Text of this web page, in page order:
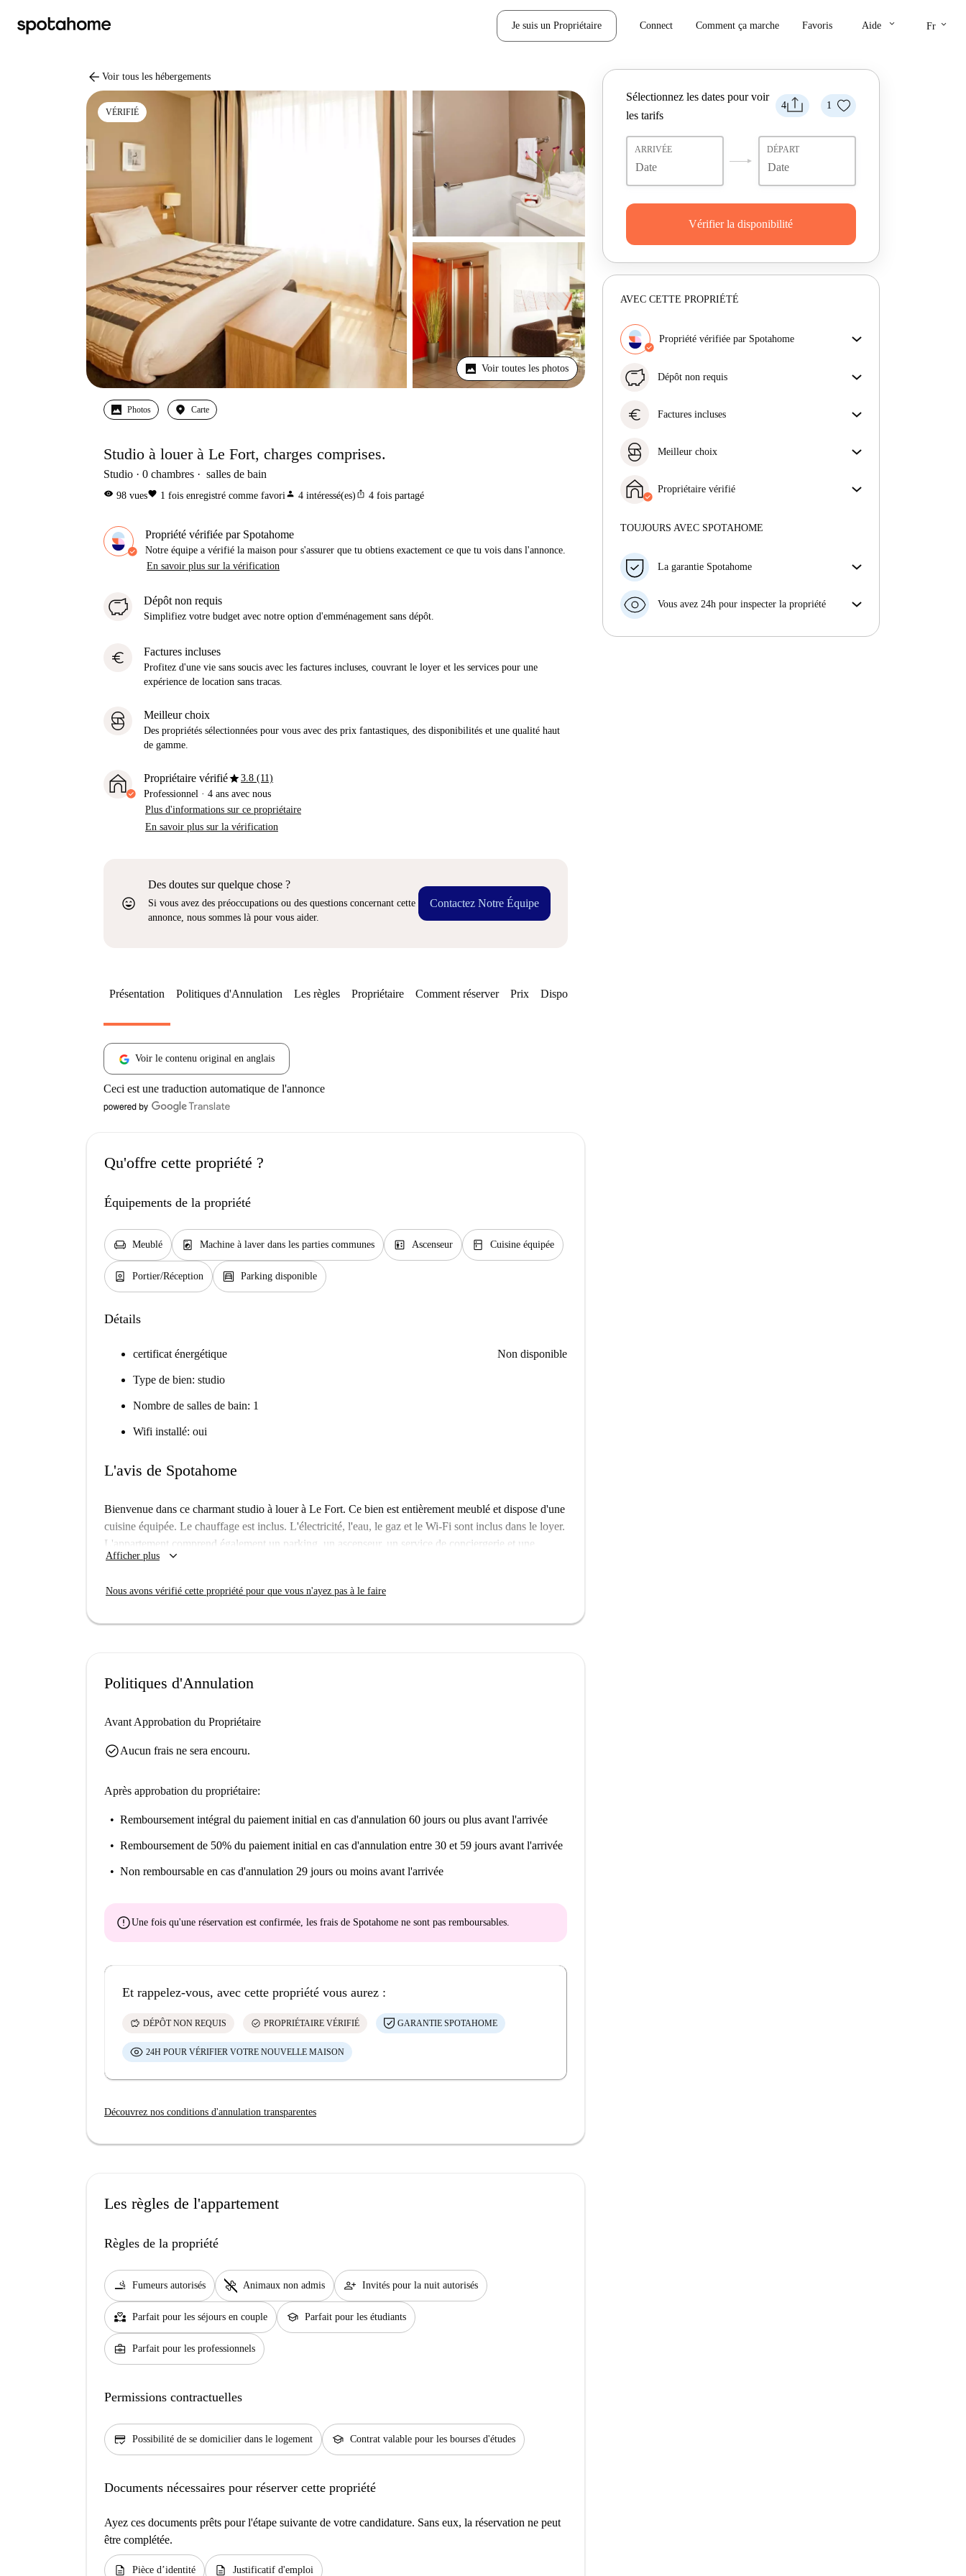
Je suis un Propriétaire Connect Comment ça marche Favoris Aide keyboard_arrow_down Fr keyboard_arrow_down
arrow_back Voir tous les hébergements
VÉRIFIÉ
Voir toutes les photos
Photos Carte
Studio à louer à Le Fort, charges comprises.
Studio 0 chambres salles de bain
visibility 98 vuesfavorite 1 fois enregistré comme favoriperson 4 intéressé(es) ios_share 4 fois partagé
Propriété vérifiée par Spotahome
Notre équipe a vérifié la maison pour s'assurer que tu obtiens exactement ce que tu vois dans l'annonce.
En savoir plus sur la vérification
Dépôt non requis
Simplifiez votre budget avec notre option d'emménagement sans dépôt.
euro Factures incluses
Profitez d'une vie sans soucis avec les factures incluses, couvrant le loyer et les services pour une
expérience de location sans tracas.
Meilleur choix
Des propriétés sélectionnées pour vous avec des prix fantastiques, des disponibilités et une qualité haut
de gamme.
Propriétaire vérifiéstar3.8 (11)
Professionnel · 4 ans avec nous
Plus d'informations sur ce propriétaire
En savoir plus sur la vérification
sentiment_very_satisfied
Des doutes sur quelque chose ?
Si vous avez des préoccupations ou des questions concernant cette
annonce, nous sommes là pour vous aider.
Contactez Notre Équipe
4 1
Sélectionnez les dates pour voir
les tarifs
ARRIVÉE DÉPART
Vérifier la disponibilité
AVEC CETTE PROPRIÉTÉ
Propriété vérifiée par Spotahome
obtiens exactement ce que tu vois dans l'annonce.
Dépôt non requis
d'emménagement sans dépôt.
euro Factures incluses
incluses, couvrant le loyer et les services pour une
Meilleur choix
fantastiques, des disponibilités et une qualité haut de
gamme.
Propriétaire vérifié
Plus d'informations sur ce propriétaire
TOUJOURS AVEC SPOTAHOME
La garantie Spotahome
préavis, nous allons soit (A) vous payer une chambre
soit (B) vous rembourser en totalité.
Vous avez 24h pour inspecter la propriété
Présentation Politiques d'Annulation Les règles Propriétaire Comment réserver Prix Disponibilités
Voir le contenu original en anglais
Ceci est une traduction automatique de l'annonce
Qu'offre cette propriété ?
Équipements de la propriété
chair Meublé local_laundry_service Machine à laver dans les parties communes elevator Ascenseur kitchen Cuisine équipée
person_book Portier/Réception garage Parking disponible
Détails
certificat énergétique Non disponible
Type de bien: studio
Nombre de salles de bain: 1
Wifi installé: oui
L'avis de Spotahome
Bienvenue dans ce charmant studio à louer à Le Fort. Ce bien est entièrement meublé et dispose d'une
cuisine équipée. Le chauffage est inclus. L'électricité, l'eau, le gaz et le Wi-Fi sont inclus dans le loyer.
L'appartement comprend également un parking, un ascenseur, un service de conciergerie et une
buanderie commune avec sèche-linge. Ce logement est idéal pour les professionnels, les couples, les
confort.
Le studio est situé dans le quartier du Fort à Vitry-sur-Seine, à proximité de toutes les commodités et
et artistiques.
Afficher plus keyboard_arrow_down
Nous avons vérifié cette propriété pour que vous n'ayez pas à le faire
Politiques d'Annulation
Avant Approbation du Propriétaire
check_circleAucun frais ne sera encouru.
Après approbation du propriétaire:
Remboursement intégral du paiement initial en cas d'annulation 60 jours ou plus avant l'arrivée
Remboursement de 50% du paiement initial en cas d'annulation entre 30 et 59 jours avant l'arrivée
Non remboursable en cas d'annulation 29 jours ou moins avant l'arrivée
errorUne fois qu'une réservation est confirmée, les frais de Spotahome ne sont pas remboursables.
Et rappelez-vous, avec cette propriété vous aurez :
savings DÉPÔT NON REQUIS check_circle PROPRIÉTAIRE VÉRIFIÉ GARANTIE SPOTAHOME
24H POUR VÉRIFIER VOTRE NOUVELLE MAISON
Découvrez nos conditions d'annulation transparentes
Les règles de l'appartement
Règles de la propriété
smoking_rooms Fumeurs autorisés pet_supplies Animaux non admis person_add Invités pour la nuit autorisés
partner_heart Parfait pour les séjours en couple school Parfait pour les étudiants
business_center Parfait pour les professionnels
Permissions contractuelles
credit_score Possibilité de se domicilier dans le logement school Contrat valable pour les bourses d'études
Documents nécessaires pour réserver cette propriété
Ayez ces documents prêts pour l'étape suivante de votre candidature. Sans eux, la réservation ne peut
être complétée.
description Pièce d’identité description Justificatif d'emploi